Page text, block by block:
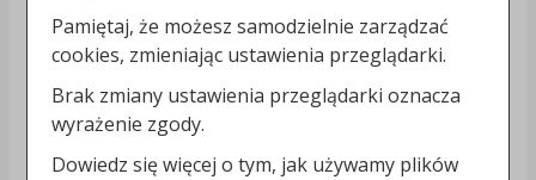
Pamiętaj, że możesz samodzielnie zarządzać
cookies, zmieniając ustawienia przeglądarki.
Brak zmiany ustawienia przeglądarki oznacza
wyrażenie zgody.
Dowiedz się więcej o tym, jak używamy plików